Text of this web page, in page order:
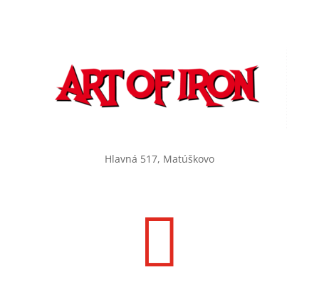
Hlavná 517, Matúškovo
